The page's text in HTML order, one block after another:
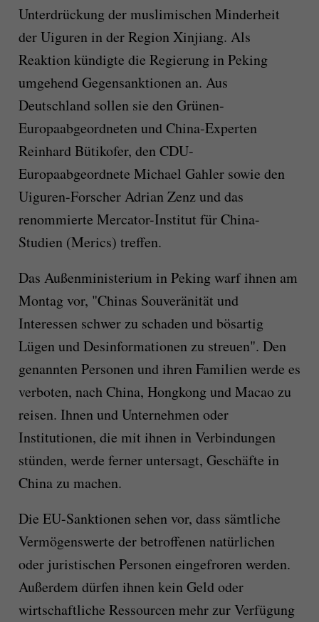
Unterdrückung der muslimischen Minderheit
der Uiguren in der Region Xinjiang. Als
Reaktion kündigte die Regierung in Peking
umgehend Gegensanktionen an. Aus
Deutschland sollen sie den Grünen-
Europaabgeordneten und China-Experten
Reinhard Bütikofer, den CDU-
Europaabgeordnete Michael Gahler sowie den
Uiguren-Forscher Adrian Zenz und das
renommierte Mercator-Institut für China-
Studien (Merics) treffen.
Das Außenministerium in Peking warf ihnen am
Montag vor, "Chinas Souveränität und
Interessen schwer zu schaden und bösartig
Lügen und Desinformationen zu streuen". Den
genannten Personen und ihren Familien werde es
verboten, nach China, Hongkong und Macao zu
reisen. Ihnen und Unternehmen oder
Institutionen, die mit ihnen in Verbindungen
stünden, werde ferner untersagt, Geschäfte in
China zu machen.
Die EU-Sanktionen sehen vor, dass sämtliche
Vermögenswerte der betroffenen natürlichen
oder juristischen Personen eingefroren werden.
Außerdem dürfen ihnen kein Geld oder
wirtschaftliche Ressourcen mehr zur Verfügung